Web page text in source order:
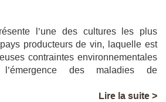
l’une des cultures les plus
producteurs de vin, laquelle est
contraintes environnementales
l’émergence des maladies de
Lire la suite >